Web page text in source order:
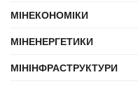
МІНЕКОНОМІКИ
МІНЕНЕРГЕТИКИ
МІНІНФРАСТРУКТУРИ